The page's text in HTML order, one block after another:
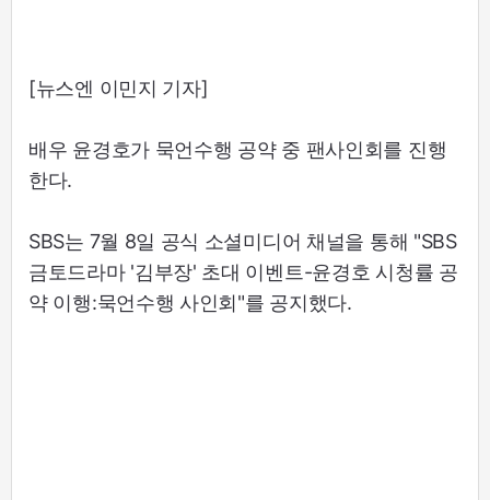
[뉴스엔 이민지 기자]
배우 윤경호가 묵언수행 공약 중 팬사인회를 진행
한다.
SBS는 7월 8일 공식 소셜미디어 채널을 통해 "SBS
금토드라마 '김부장' 초대 이벤트-윤경호 시청률 공
약 이행:묵언수행 사인회"를 공지했다.